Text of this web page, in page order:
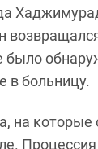
было
в больницу.
на которые